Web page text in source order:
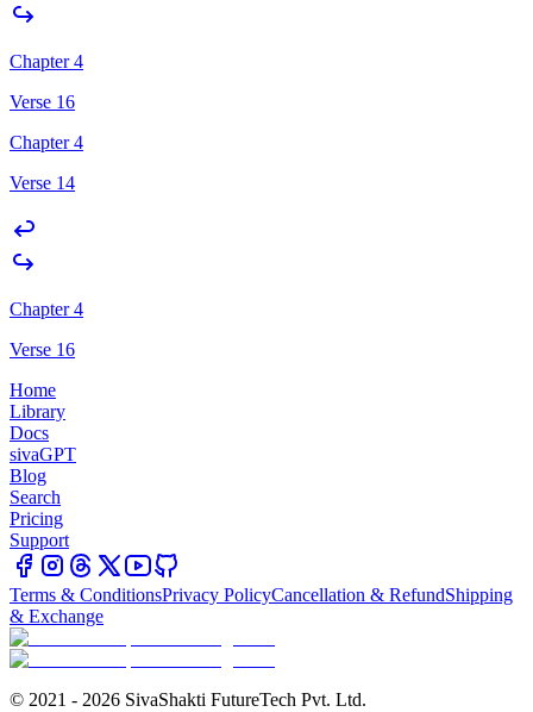
Chapter 4
Verse 16
Chapter 4
Verse 14
Chapter 4
Verse 16
Home
Library
Docs
sivaGPT
Blog
Search
Pricing
Support
Terms & ConditionsPrivacy PolicyCancellation & RefundShipping
& Exchange
© 2021 - 2026 SivaShakti FutureTech Pvt. Ltd.